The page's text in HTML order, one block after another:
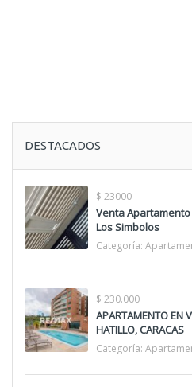
DESTACADOS
$ 23000
Venta
Los Simbolos
Categoría:
$ 230.000
APARTAMENTO EN
HATILLO, CARACAS
Categoría: